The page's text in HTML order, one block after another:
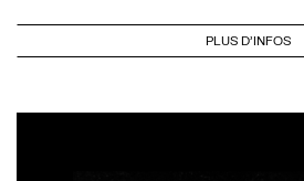
PLUS D'INFOS